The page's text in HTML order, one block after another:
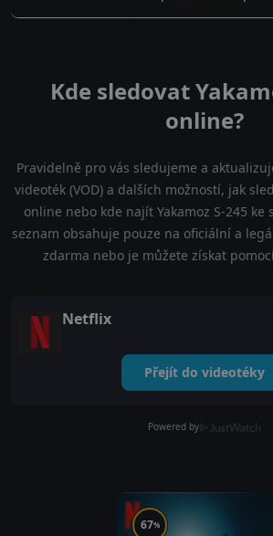
Kde sledovat
online?
Pravidelně pro vás sledujeme a
videoték (VOD) a dalších možností, jak
online nebo kde najít Yakamoz S-245 ke
seznam obsahuje pouze na oficiální a
zdarma nebo je můžete získat
Netflix
Přejít do videotéky
Powered by
67%